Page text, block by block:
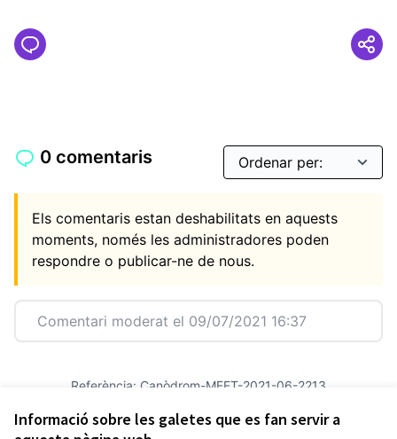
Informació sobre les galetes que es fan servir a
0 comentaris
Els comentaris estan deshabilitats en aquests
moments, només les administradores poden
respondre o publicar-ne de nous.
Comentari moderat el 09/07/2021 16:37
Referència: Canòdrom-MEET-2021-06-2213
Afegir al calendari